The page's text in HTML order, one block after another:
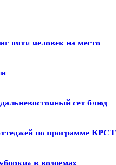
пяти человек на место
сет блюд
по программе КРСТ
в водоемах